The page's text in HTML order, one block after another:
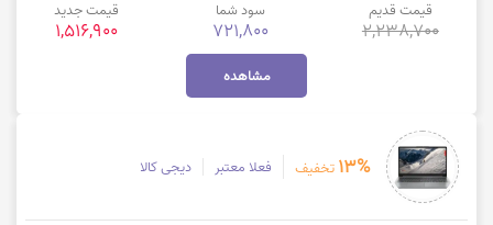
قیمت قدیم
2,238,700
سود شما
721,800
قیمت جدید
1,516,900
مشاهده
13% تخفیف فعلا معتبر دیجی کالا